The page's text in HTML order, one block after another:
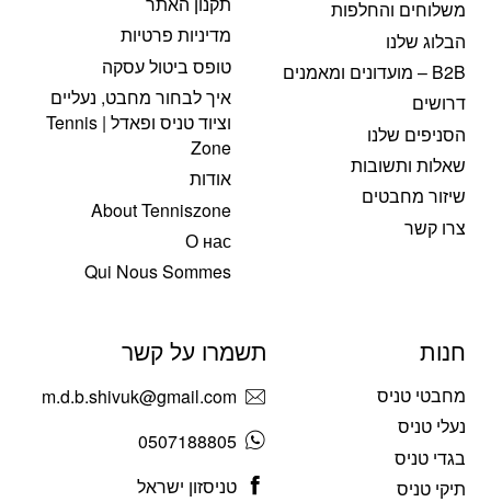
משלוחים והחלפות
הבלוג שלנו
B2B – מועדונים ומאמנים
דרושים
הסניפים שלנו
שאלות ותשובות
שיזור מחבטים
צרו קשר
מדיניות פרטיות
טופס ביטול עסקה
איך לבחור מחבט, נעליים
וציוד טניס ופאדל | Tennis
Zone
אודות
About Tenniszone
О нас
Qui Nous Sommes
חנות
מחבטי טניס
נעלי טניס
בגדי טניס
תיקי טניס
תשמרו על קשר
m.d.b.shivuk@gmail.com
0507188805
טניסזון ישראל